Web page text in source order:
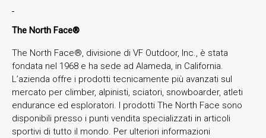
The North Face®
The North Face®, divisione di VF Outdoor, Inc., è stata
fondata nel 1968 e ha sede ad Alameda, in California.
L’azienda offre i prodotti tecnicamente più avanzati sul
mercato per climber, alpinisti, sciatori, snowboarder, atleti
endurance ed esploratori. I prodotti The North Face sono
disponibili presso i punti vendita specializzati in articoli
sportivi di tutto il mondo. Per ulteriori informazioni